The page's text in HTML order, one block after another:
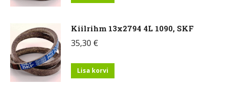
Kiilrihm 13x2794 4L 1090, SKF
35,30 €
Lisa korvi